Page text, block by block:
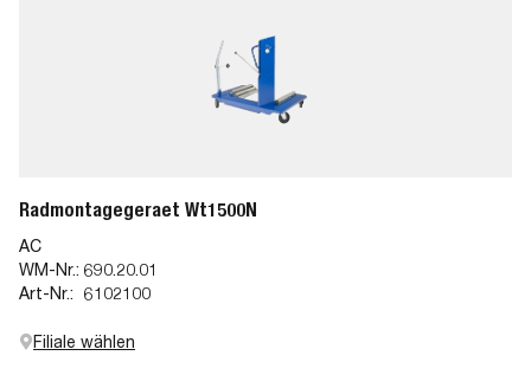
Radmontagegeraet Wt1500N
AC
WM-Nr.: 690.20.01
Art-Nr.: 6102100
Filiale wählen